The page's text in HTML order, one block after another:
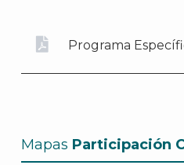
Programa
Mapas Participación